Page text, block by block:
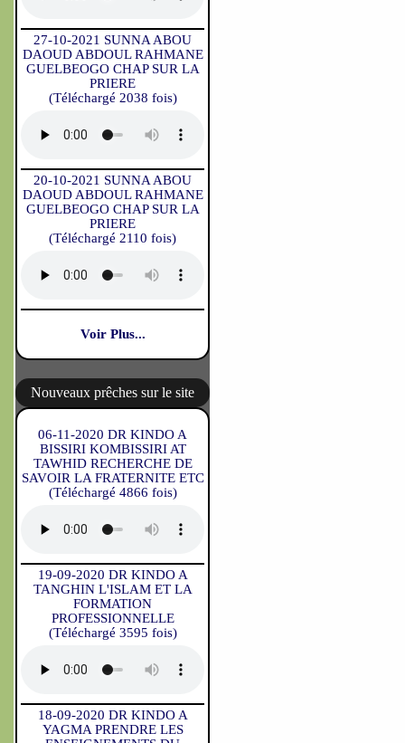
27-10-2021 SUNNA ABOU
DAOUD ABDOUL RAHMANE
GUELBEOGO CHAP SUR LA
PRIERE
(Téléchargé 2038 fois)
20-10-2021 SUNNA ABOU
DAOUD ABDOUL RAHMANE
GUELBEOGO CHAP SUR LA
PRIERE
(Téléchargé 2110 fois)
Voir Plus...
Nouveaux prêches sur le site
06-11-2020 DR KINDO A
BISSIRI KOMBISSIRI AT
TAWHID RECHERCHE DE
SAVOIR LA FRATERNITE ETC
(Téléchargé 4866 fois)
19-09-2020 DR KINDO A
TANGHIN L'ISLAM ET LA
FORMATION
PROFESSIONNELLE
(Téléchargé 3595 fois)
18-09-2020 DR KINDO A
YAGMA PRENDRE LES